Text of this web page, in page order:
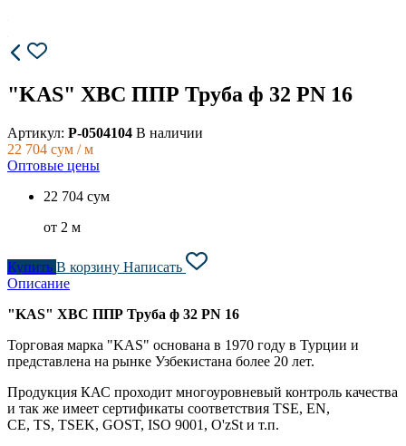
"KAS" ХВС ППР Труба ф 32 PN 16
Артикул: P-0504104 В наличии
22 704 сум / м
Оптовые цены
22 704 сум
от 2 м
Купить В корзину Написать
Описание
"KAS" ХВС ППР Труба ф 32 PN 16
Торговая марка "KAS" основана в 1970 году в Турции и
представлена на рынке Узбекистана более 20 лет.
Продукция КАС проходит многоуровневый контроль качества
и так же имеет сертификаты соответствия TSE, EN,
CE, TS, TSEK, GOST, ISO 9001, O'zSt и т.п.